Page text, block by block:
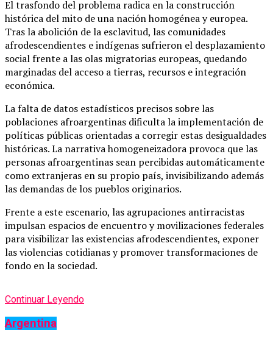
El trasfondo del problema radica en la construcción
histórica del mito de una nación homogénea y europea.
Tras la abolición de la esclavitud, las comunidades
afrodescendientes e indígenas sufrieron el desplazamiento
social frente a las olas migratorias europeas, quedando
marginadas del acceso a tierras, recursos e integración
económica.
La falta de datos estadísticos precisos sobre las
poblaciones afroargentinas dificulta la implementación de
políticas públicas orientadas a corregir estas desigualdades
históricas. La narrativa homogeneizadora provoca que las
personas afroargentinas sean percibidas automáticamente
como extranjeras en su propio país, invisibilizando además
las demandas de los pueblos originarios.
Frente a este escenario, las agrupaciones antirracistas
impulsan espacios de encuentro y movilizaciones federales
para visibilizar las existencias afrodescendientes, exponer
las violencias cotidianas y promover transformaciones de
fondo en la sociedad.
Continuar Leyendo
Argentina